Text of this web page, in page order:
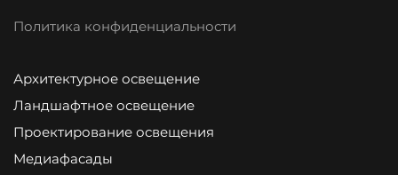
Политика конфиденциальности
Архитектурное освещение
Ландшафтное освещение
Проектирование освещения
Медиафасады